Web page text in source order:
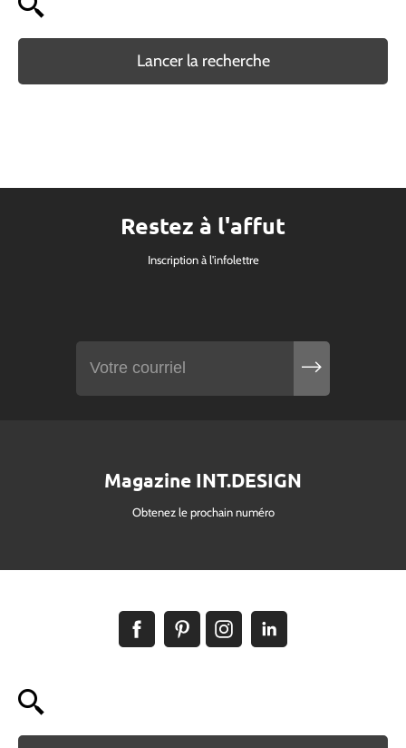
Lancer la recherche
Restez à l'affut
Inscription à l'infolettre
Magazine INT.DESIGN
Obtenez le prochain numéro